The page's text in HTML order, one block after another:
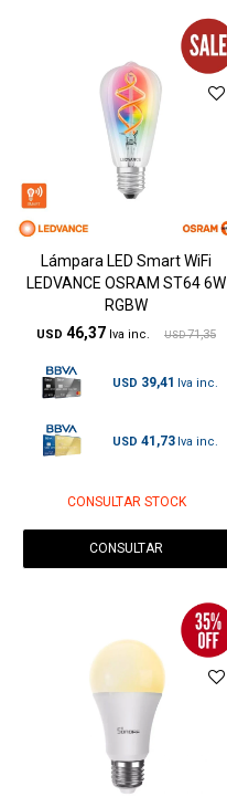
Lámpara LED Smart WiFi
LEDVANCE OSRAM ST64 6W
RGBW
USD 46,37 USD 71,35
USD 39,41
USD 41,73
CONSULTAR STOCK
CONSULTAR